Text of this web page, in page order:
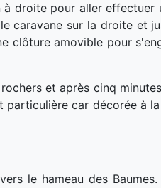
droite pour aller effectuer
caravane sur la droite et
clôture amovible pour
et après cinq
car décorée à
le hameau des